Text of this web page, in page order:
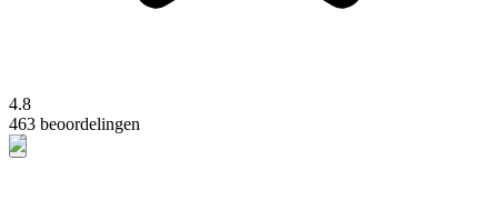
4.8
463 beoordelingen